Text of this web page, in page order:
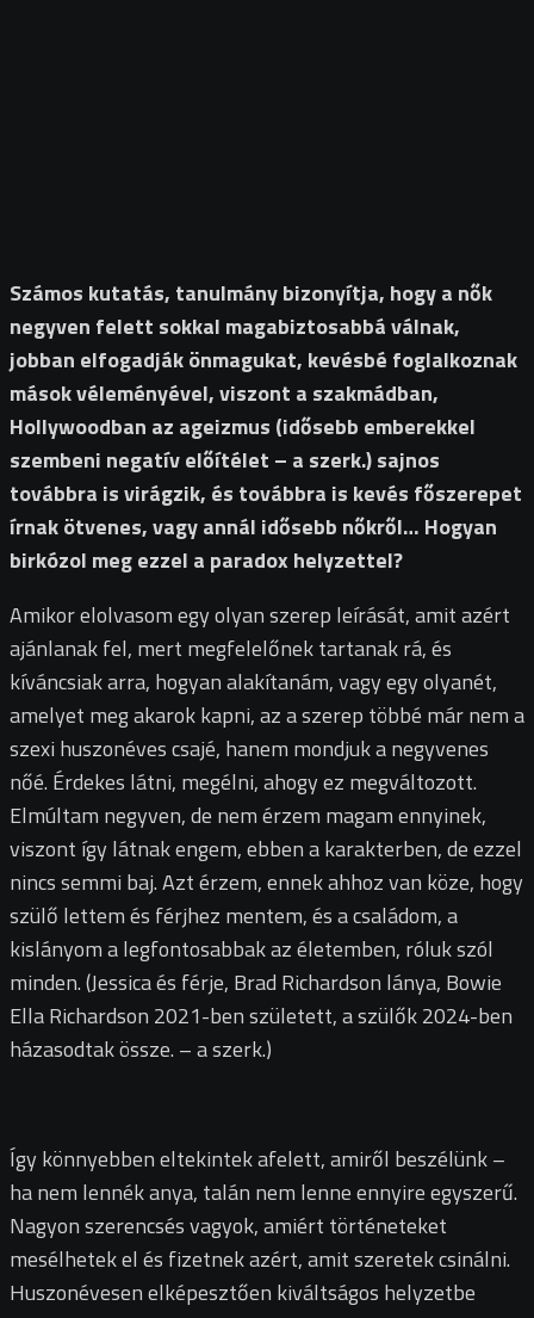
Számos kutatás, tanulmány bizonyítja, hogy a nők
negyven felett sokkal magabiztosabbá válnak,
jobban elfogadják önmagukat, kevésbé foglalkoznak
mások véleményével, viszont a szakmádban,
Hollywoodban az ageizmus (idősebb emberekkel
szembeni negatív előítélet – a szerk.) sajnos
továbbra is virágzik, és továbbra is kevés főszerepet
írnak ötvenes, vagy annál idősebb nőkről… Hogyan
birkózol meg ezzel a paradox helyzettel?
Amikor elolvasom egy olyan szerep leírását, amit azért
ajánlanak fel, mert megfelelőnek tartanak rá, és
kíváncsiak arra, hogyan alakítanám, vagy egy olyanét,
amelyet meg akarok kapni, az a szerep többé már nem a
szexi huszonéves csajé, hanem mondjuk a negyvenes
nőé. Érdekes látni, megélni, ahogy ez megváltozott.
Elmúltam negyven, de nem érzem magam ennyinek,
viszont így látnak engem, ebben a karakterben, de ezzel
nincs semmi baj. Azt érzem, ennek ahhoz van köze, hogy
szülő lettem és férjhez mentem, és a családom, a
kislányom a legfontosabbak az életemben, róluk szól
minden. (Jessica és férje, Brad Richardson lánya, Bowie
Ella Richardson 2021-ben született, a szülők 2024-ben
házasodtak össze. – a szerk.)
Így könnyebben eltekintek afelett, amiről beszélünk –
ha nem lennék anya, talán nem lenne ennyire egyszerű.
Nagyon szerencsés vagyok, amiért történeteket
mesélhetek el és fizetnek azért, amit szeretek csinálni.
Huszonévesen elképesztően kiváltságos helyzetbe